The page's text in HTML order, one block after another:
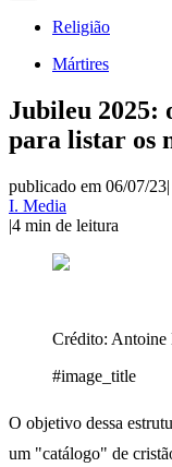
Religião
Mártires
Jubileu 2025:
para listar os
publicado em 06/07/23|
I. Media
|4 min de leitura
Crédito:
#image_title
O objetivo dessa
um "catálogo" de